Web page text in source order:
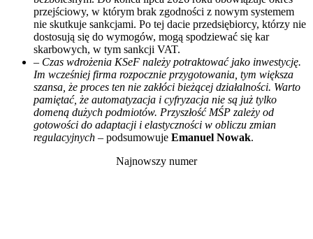
przejściowy, w którym brak zgodności z nowym systemem
nie skutkuje sankcjami. Po tej dacie przedsiębiorcy, którzy nie
dostosują się do wymogów, mogą spodziewać się kar
skarbowych, w tym sankcji VAT.
– Czas wdrożenia KSeF należy potraktować jako inwestycję.
Im wcześniej firma rozpocznie przygotowania, tym większa
szansa, że proces ten nie zakłóci bieżącej działalności. Warto
pamiętać, że automatyzacja i cyfryzacja nie są już tylko
domeną dużych podmiotów. Przyszłość MŚP zależy od
gotowości do adaptacji i elastyczności w obliczu zmian
regulacyjnych – podsumowuje Emanuel Nowak.
Najnowszy numer